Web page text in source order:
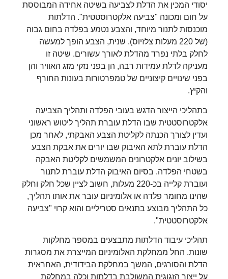
יסודי המכין את הדלת לצביעה בשיטה אחידה המבוססת
על חום ומכונה "צביעה אלקטרוסטטית". הדלתות
מוכנסות לתנור מיוחד, והצבע נטמע בפלדה בחום גבוה
(של 220 מעלות צלזיוס). שנית, הצבע הופך למעשה
לחלק בלתי נפרד מהדלת לאורך עשורים. שיטה זו
מעניקה לדלת עמידות רבה, הן בפני נזקי מזג האוויר והן
בפני שינויים קיצוניים של טמפרטורות בעונות החורף
בתהליכי הייצור הדגש בעובי הפלדה ותהליך הצביעה
אלקטרוסטטית שבו הדלת עוברת תהליך ליטוש ראשוני
ועדין לצורך הכנתה לקליטת הצבע האבקתי, לאחר מכן
הדלת עוברת לתא האיבוק שבו יורים את אבקת הצבע
בשילוב יונים אלקטרונים המשמשים לקליטת האבקה
בשטחי הפלדה. בסיום האיבוק הדלת עוברת לתנור
ועוברת קלייה בכ-220 מעלות, חשוב לציין שכל חלק וחלק
שהינו מחומר פלדה או אלומיניום עובר את אותו תהליך,
כל התהליך מבוצע בתנאים סטריליים והוא קרוי "צביעה
אלקטרוסטטית".
תהליכי עיבוד הדלתות מתבצעים במספר מחלקות
שונות. החל ממחלקת האלומיניום המייצרת את מסגרות
הדלת והסורגים, המשך במחלקת הבידודית, האחראית
על ייצור הזגוגית המשולבת בדלתות וכלה במחלקת